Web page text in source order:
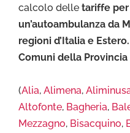
calcolo delle tariffe
un’autoambulanza da
regioni d’Italia e
Comuni della
(Alia, Alimena,
Altofonte, Bagheria,
Mezzagno, Bisacquino,